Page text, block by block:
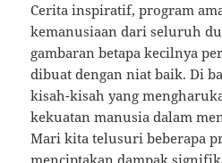
Cerita inspiratif, program
kemanusiaan dari seluruh
gambaran betapa kecilnya
dibuat dengan niat baik. Di
kisah-kisah yang
kekuatan manusia dalam
Mari kita telusuri beberapa